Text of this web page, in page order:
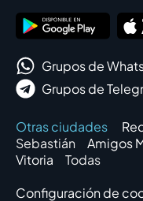
Grupos de
Grupos de
Otras ciudades
Sebastián
Amigos
Vitoria
Todas
Configuración de